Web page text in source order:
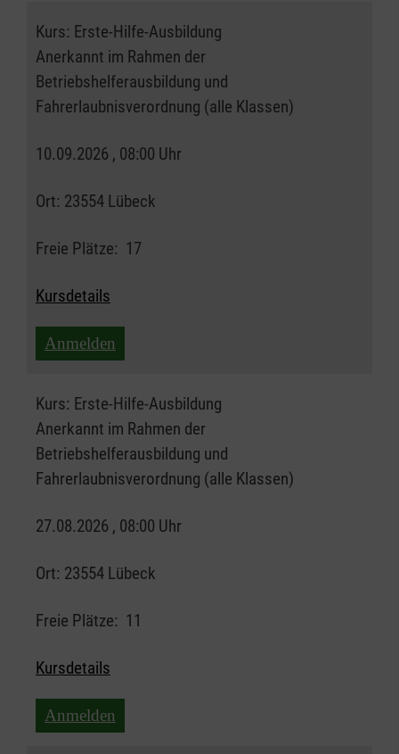
Kurs: Erste-Hilfe-Ausbildung
Anerkannt im Rahmen der
Betriebshelferausbildung und
Fahrerlaubnisverordnung (alle Klassen)
10.09.2026 , 08:00 Uhr
Ort: 23554 Lübeck
Freie Plätze: 17
Kursdetails
Anmelden
Kurs: Erste-Hilfe-Ausbildung
Anerkannt im Rahmen der
Betriebshelferausbildung und
Fahrerlaubnisverordnung (alle Klassen)
27.08.2026 , 08:00 Uhr
Ort: 23554 Lübeck
Freie Plätze: 11
Kursdetails
Anmelden